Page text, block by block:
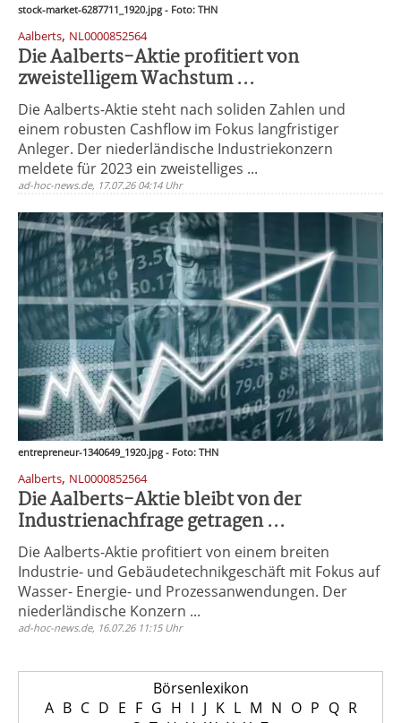
stock-market-6287711_1920.jpg - Foto: THN
Aalberts, NL0000852564
Die Aalberts-Aktie profitiert von
zweistelligem Wachstum ...
Die Aalberts-Aktie steht nach soliden Zahlen und
einem robusten Cashflow im Fokus langfristiger
Anleger. Der niederländische Industriekonzern
meldete für 2023 ein zweistelliges ...
ad-hoc-news.de, 17.07.26 04:14 Uhr
entrepreneur-1340649_1920.jpg - Foto: THN
Aalberts, NL0000852564
Die Aalberts-Aktie bleibt von der
Industrienachfrage getragen ...
Die Aalberts-Aktie profitiert von einem breiten
Industrie- und Gebäudetechnikgeschäft mit Fokus auf
Wasser- Energie- und Prozessanwendungen. Der
niederländische Konzern ...
ad-hoc-news.de, 16.07.26 11:15 Uhr
Börsenlexikon
A B C D E F G H I J K L M N O P Q R